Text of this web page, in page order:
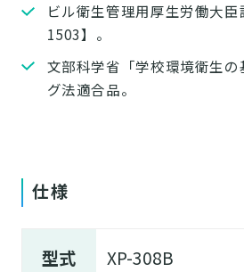
ビル衛生管理用厚生労働大
1503】。
文部科学省「学校環境衛生
グ法適合品。
仕様
型式 XP-308B